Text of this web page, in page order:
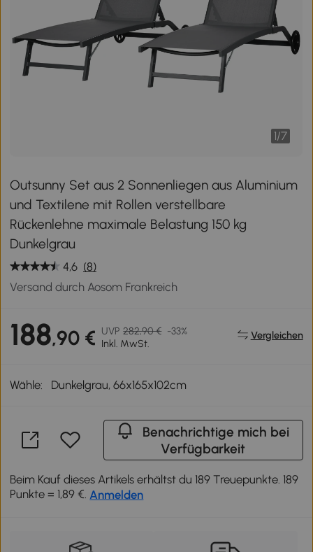
1/7
Outsunny Set aus 2 Sonnenliegen aus Aluminium
und Textilene mit Rollen verstellbare
Rückenlehne maximale Belastung 150 kg
Dunkelgrau
4,6 (8)
Versand durch Aosom Frankreich
188,90 € UVP 282,90 € -33%
Inkl. MwSt.
Vergleichen
Wähle: Dunkelgrau, 66x165x102cm
Benachrichtige mich bei
Verfügbarkeit
Beim Kauf dieses Artikels erhältst du 189 Treuepunkte. 189
Punkte = 1,89 €. Anmelden